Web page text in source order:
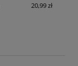
20,99 zł